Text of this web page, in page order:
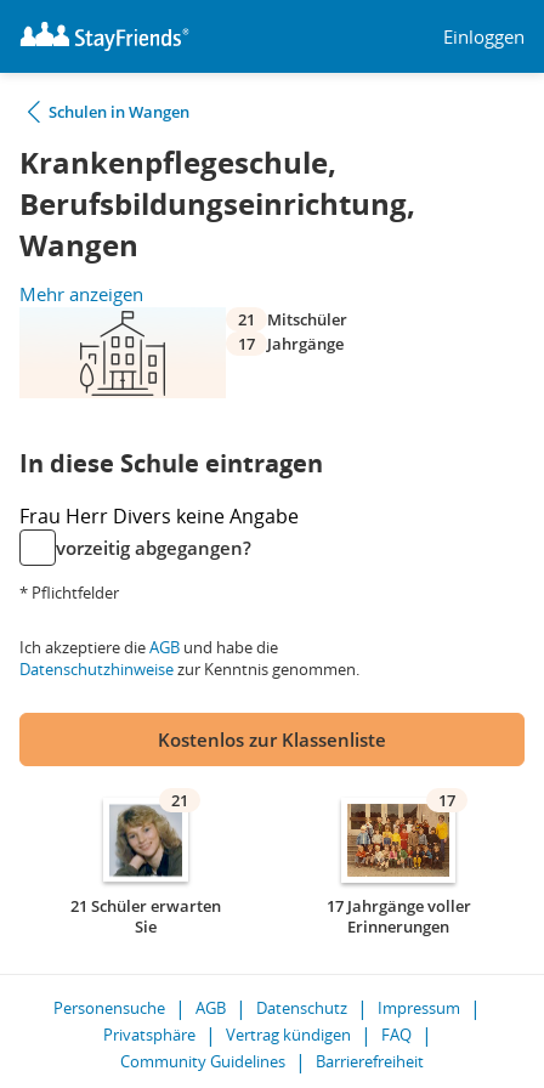
Einloggen
Schulen in Wangen
Krankenpflegeschule,
Berufsbildungseinrichtung,
Wangen
Mehr anzeigen
21
Mitschüler
17
Jahrgänge
In diese Schule eintragen
Frau Herr Divers keine Angabe
vorzeitig abgegangen?
* Pflichtfelder
Ich akzeptiere dieAGB und habe die
Datenschutzhinweisezur Kenntnis genommen.
Kostenlos zur Klassenliste
21
21 Schüler erwarten
Sie
17
17 Jahrgänge voller
Erinnerungen
Personensuche AGB Datenschutz
Impressum
Privatsphäre
Vertrag kündigen
FAQ
Community Guidelines
Barrierefreiheit